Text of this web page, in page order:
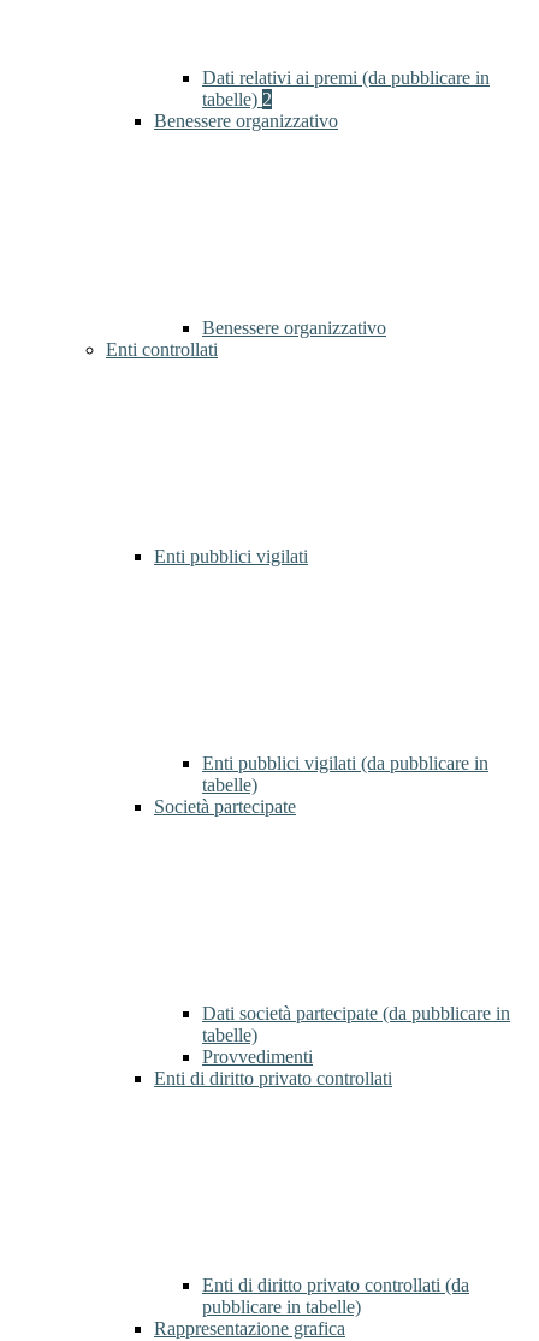
Dati relativi ai premi (da pubblicare in
tabelle) 2
Benessere organizzativo
Benessere organizzativo
Enti controllati
Enti pubblici vigilati
Enti pubblici vigilati (da pubblicare in
tabelle)
Società partecipate
Dati società partecipate (da pubblicare in
tabelle)
Provvedimenti
Enti di diritto privato controllati
Enti di diritto privato controllati (da
pubblicare in tabelle)
Rappresentazione grafica